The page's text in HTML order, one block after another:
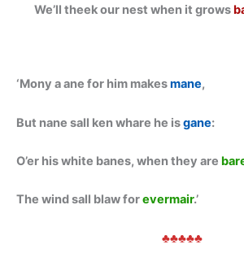
We’ll theek our nest when it grows
‘Mony a ane for him makesmane,
But nane sall ken whare he isgane:
O’er his white banes, when they are
The wind sall blaw forevermair.’
♣♣♣♣♣